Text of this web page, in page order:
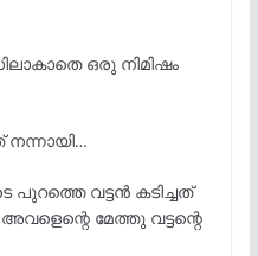
ഒരു നിമിഷം
നന്നായി…
വട്ടൻ കടിച്ചത്
മേത്തു വട്ടന്റെ